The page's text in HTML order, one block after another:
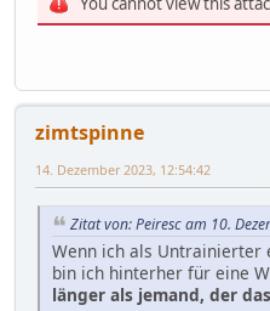
zimtspinne
14. Dezember 2023, 12:54:42
Zitat von: Peiresc am 10.
Wenn ich als Untrainierter
bin ich hinterher für eine
länger als jemand, der